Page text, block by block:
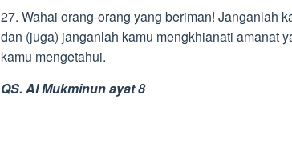
27. Wahai orang-orang yang beriman! Janganlah
dan (juga) janganlah kamu mengkhianati amanat
kamu mengetahui.
QS. Al Mukminun ayat 8